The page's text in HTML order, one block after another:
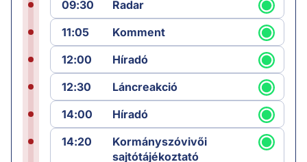
09:30
Radar
11:05
Komment
12:00
Híradó
12:30
Láncreakció
14:00
Híradó
14:20
Kormányszóvivői
sajtótájékoztató